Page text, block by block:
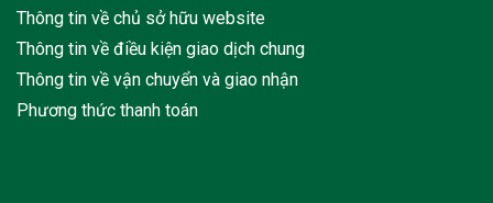
Thông tin về chủ sở hữu website
Thông tin về điều kiện giao dịch chung
Thông tin về vận chuyển và giao nhận
Phương thức thanh toán